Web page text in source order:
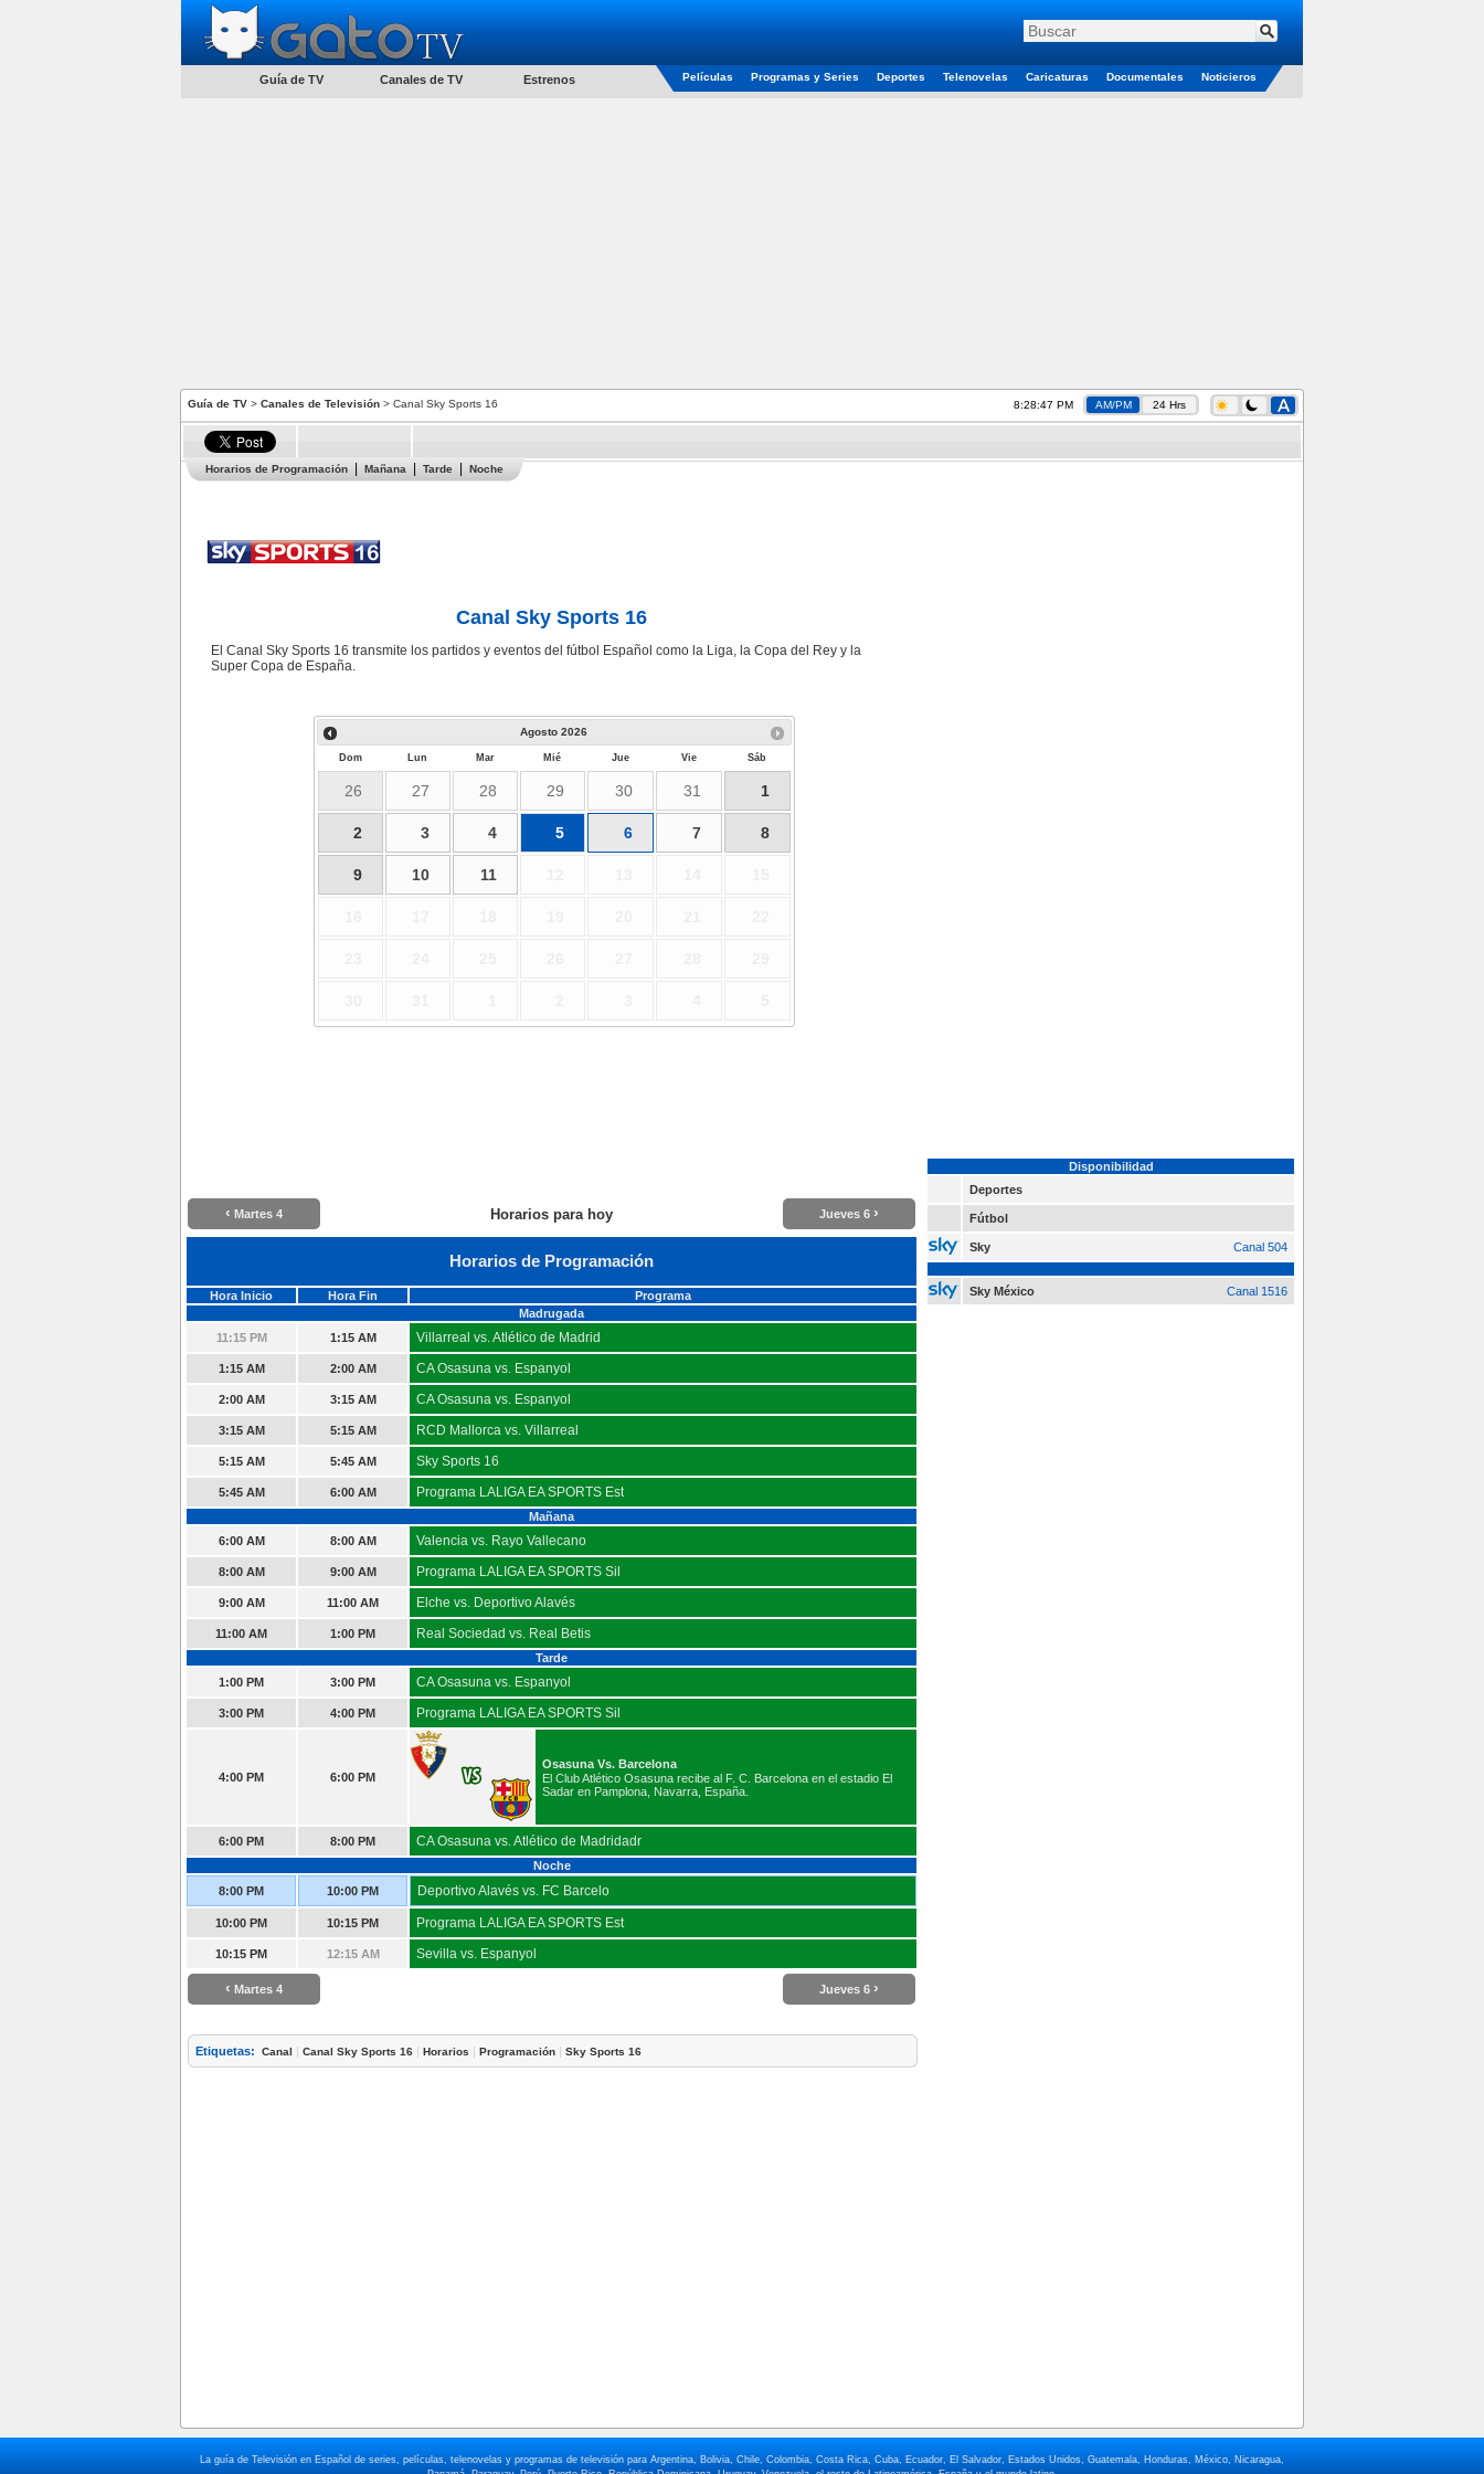
Guía de TV Canales de TV Estrenos Películas Programas y Series Deportes Telenovelas Caricaturas Documentales Noticieros
Guía de TV > Canales de Televisión > Canal Sky Sports 16 8:28:48 PM AM/PM 24 Hrs
Horarios de Programación Mañana Tarde Noche
Canal Sky Sports 16
El Canal Sky Sports 16 transmite los partidos y eventos del fútbol Español como la Liga, la Copa del Rey y la
Super Copa de España.
Agosto 2026
Dom Lun Mar Mié Jue Vie Sáb
26 27 28 29 30 31 1
2 3 4 5 6 7 8
9 10 11
‹ Martes 4 Horarios para hoy Jueves 6 ›
Horarios de Programación
Hora Inicio Hora Fin
Programa
Madrugada
11:15 PM
1:15 AM Villarreal vs. Atlético de Madrid
1:15 AM 2:00 AM CA Osasuna vs. Espanyol
2:00 AM 3:15 AM CA Osasuna vs. Espanyol
3:15 AM 5:15 AM RCD Mallorca vs. Villarreal
5:15 AM 5:45 AM Sky Sports 16
5:45 AM 6:00 AM Programa LALIGA EA SPORTS Est
Mañana
6:00 AM
8:00 AM Valencia vs. Rayo Vallecano
8:00 AM 9:00 AM Programa LALIGA EA SPORTS Sil
9:00 AM 11:00 AM Elche vs. Deportivo Alavés
11:00 AM 1:00 PM Real Sociedad vs. Real Betis
Tarde
1:00 PM
3:00 PM CA Osasuna vs. Espanyol
3:00 PM 4:00 PM Programa LALIGA EA SPORTS Sil
4:00 PM 6:00 PM
Osasuna Vs. Barcelona
El Club Atlético Osasuna recibe al F. C. Barcelona en el estadio El
Sadar en Pamplona, Navarra, España.
6:00 PM 8:00 PM CA Osasuna vs. Atlético de Madridadr
Noche
8:00 PM
10:00 PM Deportivo Alavés vs. FC Barcelo
10:00 PM 10:15 PM Programa LALIGA EA SPORTS Est
10:15 PM 12:15 AM Sevilla vs. Espanyol
‹ Martes 4 Jueves 6 ›
Etiquetas: Canal | Canal Sky Sports 16 | Horarios | Programación | Sky Sports 16
Disponibilidad
Deportes
Fútbol
Sky Canal 504
Sky México Canal 1516
La guía de Televisión en Español de series, películas, telenovelas y programas de televisión para Argentina, Bolivia, Chile, Colombia, Costa Rica, Cuba, Ecuador, El Salvador, Estados Unidos, Guatemala, Honduras, México, Nicaragua,